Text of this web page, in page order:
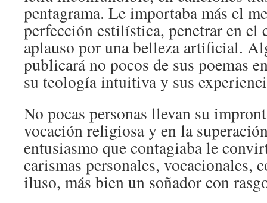
pentagrama. Le importaba más el
perfección estilística, penetrar en el
aplauso por una belleza artificial.
publicará no pocos de sus poemas
su teología intuitiva y sus
No pocas personas llevan su
vocación religiosa y en la
entusiasmo que contagiaba le
carismas personales, vocacionales,
iluso, más bien un soñador con